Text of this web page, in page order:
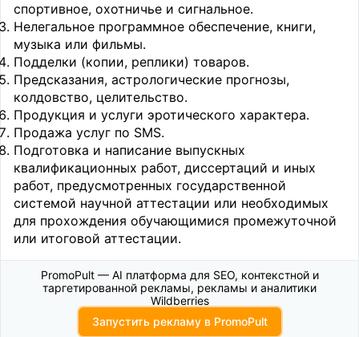
спортивное, охотничье и сигнальное.
Нелегальное программное обеспечение, книги,
музыка или фильмы.
Подделки (копии, реплики) товаров.
Предсказания, астрологические прогнозы,
колдовство, целительство.
Продукция и услуги эротического характера.
Продажа услуг по SMS.
Подготовка и написание выпускных
квалификационных работ, диссертаций и иных
работ, предусмотренных государственной
системой научной аттестации или необходимых
для прохождения обучающимися промежуточной
или итоговой аттестации.
PromoPult — AI платформа для SEO, контекстной и
таргетированной рекламы, рекламы и аналитики
Wildberries
Запустить рекламу в PromoPult